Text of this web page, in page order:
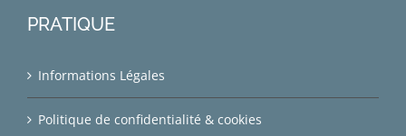
PRATIQUE
Informations Légales
Politique de confidentialité & cookies